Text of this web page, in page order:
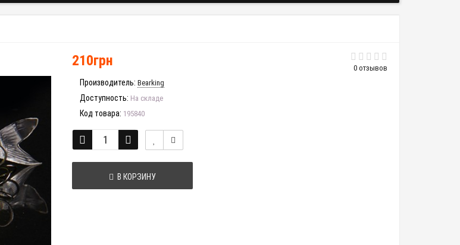
0 отзывов
210грн
Производитель: Bearking
Доступность: На складе
Код товара: 195840
В КОРЗИНУ